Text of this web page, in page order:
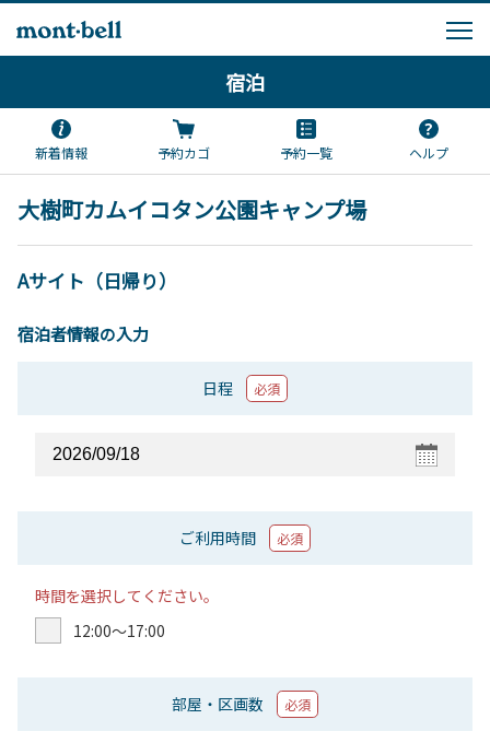
宿泊
新着情報 予約カゴ 予約一覧 ヘルプ
大樹町カムイコタン公園キャンプ場
Aサイト（日帰り）
宿泊者情報の入力
日程 必須
ご利用時間 必須
時間を選択してください。
12:00〜17:00
部屋・区画数 必須